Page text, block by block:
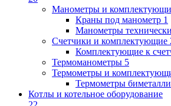
Манометры и
Краны под манометр 1
Манометры
Счетчики и комплектующие
Комплектующие к
Термоманометры 5
Термометры и
Термометры
Котлы и котельное оборудование